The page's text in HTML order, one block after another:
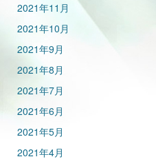
2021年11月
2021年10月
2021年9月
2021年8月
2021年7月
2021年6月
2021年5月
2021年4月